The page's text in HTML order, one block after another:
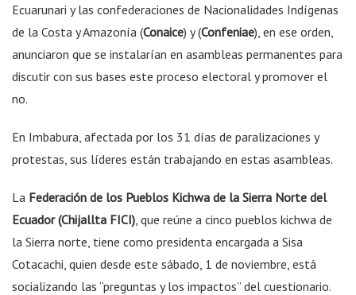
Ecuarunari y las confederaciones de Nacionalidades Indígenas
de la Costa y Amazonía (Conaice) y (Confeniae), en ese orden,
anunciaron que se instalarían en asambleas permanentes para
discutir con sus bases este proceso electoral y promover el
no.
En Imbabura, afectada por los 31 días de paralizaciones y
protestas, sus líderes están trabajando en estas asambleas.
La Federación de los Pueblos Kichwa de la Sierra Norte del
Ecuador (Chijallta FICI) , que reúne a cinco pueblos kichwa de
la Sierra norte, tiene como presidenta encargada a Sisa
Cotacachi, quien desde este sábado, 1 de noviembre, está
socializando las “preguntas y los impactos” del cuestionario.